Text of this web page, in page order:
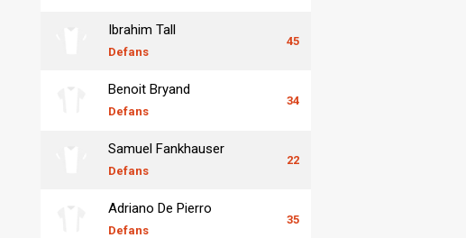
Ibrahim Tall
Defans
45
Benoit Bryand
Defans
34
Samuel Fankhauser
Defans
22
Adriano De Pierro
Defans
35